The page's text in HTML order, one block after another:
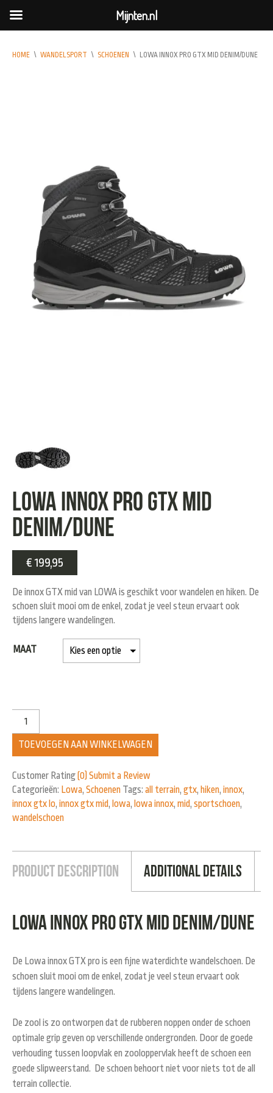
HOME \ WANDELSPORT \ SCHOENEN \ LOWA INNOX PRO GTX MID DENIM/DUNE
LOWA innox pro GTX mid
denim/dune
€ 199,95
De innox GTX mid van LOWA is geschikt voor wandelen en hiken. De
schoen sluit mooi om de enkel, zodat je veel steun ervaart ook
tijdens langere wandelingen.
MAAT
TOEVOEGEN AAN WINKELWAGEN
Customer Rating(0) Submit a Review
Categorieën: Lowa, Schoenen Tags: all terrain, gtx, hiken, innox,
innox gtx lo, innox gtx mid, lowa, lowa innox, mid, sportschoen,
wandelschoen
Product Description Additional Details
LOWA innox pro GTX mid denim/dune
De Lowa innox GTX pro is een fijne waterdichte wandelschoen. De
schoen sluit mooi om de enkel, zodat je veel steun ervaart ook
tijdens langere wandelingen.
De zool is zo ontworpen dat de rubberen noppen onder de schoen
optimale grip geven op verschillende ondergronden. Door de goede
verhouding tussen loopvlak en zooloppervlak heeft de schoen een
goede slipweerstand. De schoen behoort niet voor niets tot de all
terrain collectie.
Mijnten.nl